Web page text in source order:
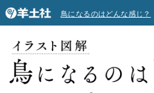
鳥になるのはどんな感じ？